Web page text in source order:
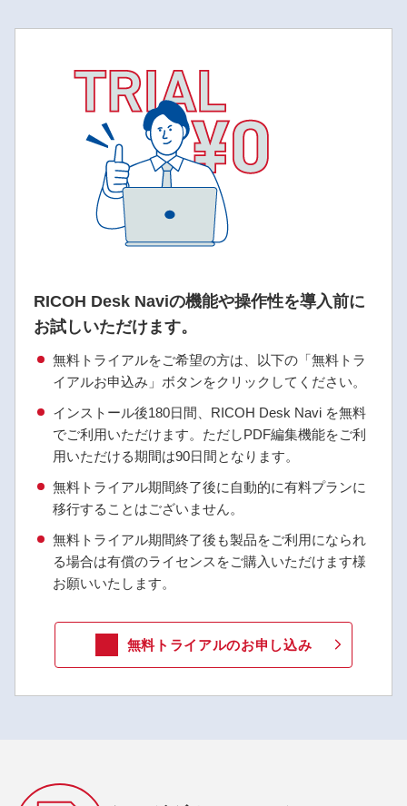
RICOH Desk Naviの機能や操作性を導入前に
お試しいただけます。
無料トライアルをご希望の方は、以下の「無料トラ
イアルお申込み」ボタンをクリックしてください。
インストール後180日間、RICOH Desk Navi を無料
でご利用いただけます。ただしPDF編集機能をご利
用いただける期間は90日間となります。
無料トライアル期間終了後に自動的に有料プランに
移行することはございません。
無料トライアル期間終了後も製品をご利用になられ
る場合は有償のライセンスをご購入いただけます様
お願いいたします。
無料トライアルのお申し込み